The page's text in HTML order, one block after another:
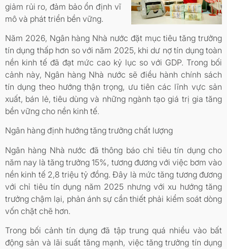
giảm rủi ro, đảm bảo ổn định vĩ
mô và phát triển bền vững.
Năm 2026, Ngân hàng Nhà nước đặt mục tiêu tăng trưởng
tín dụng thấp hơn so với năm 2025, khi dư nợ tín dụng toàn
nền kinh tế đã đạt mức cao kỷ lục so với GDP. Trong bối
cảnh này, Ngân hàng Nhà nước sẽ điều hành chính sách
tín dụng theo hướng thận trọng, ưu tiên các lĩnh vực sản
xuất, bán lẻ, tiêu dùng và những ngành tạo giá trị gia tăng
bền vững cho nền kinh tế.
Ngân hàng định hướng tăng trưởng chất lượng
Ngân hàng Nhà nước đã thông báo chỉ tiêu tín dụng cho
năm nay là tăng trưởng 15%, tương đương với việc bơm vào
nền kinh tế 2,8 triệu tỷ đồng. Đây là mức tăng tương đương
với chỉ tiêu tín dụng năm 2025 nhưng với xu hướng tăng
trưởng chậm lại, phản ánh sự cần thiết phải kiểm soát dòng
vốn chặt chẽ hơn.
Trong bối cảnh tín dụng đã tập trung quá nhiều vào bất
động sản và lãi suất tăng mạnh, việc tăng trưởng tín dụng